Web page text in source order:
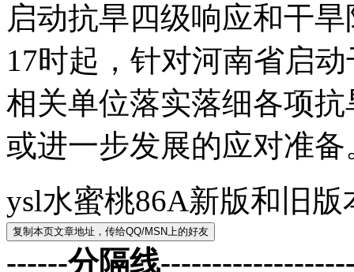
启动抗旱四级响应和干
17时起，针对河南省启
相关单位落实落细各项
或进一步发展的应对准备
ysl水蜜桃86A新版和旧
------分隔线